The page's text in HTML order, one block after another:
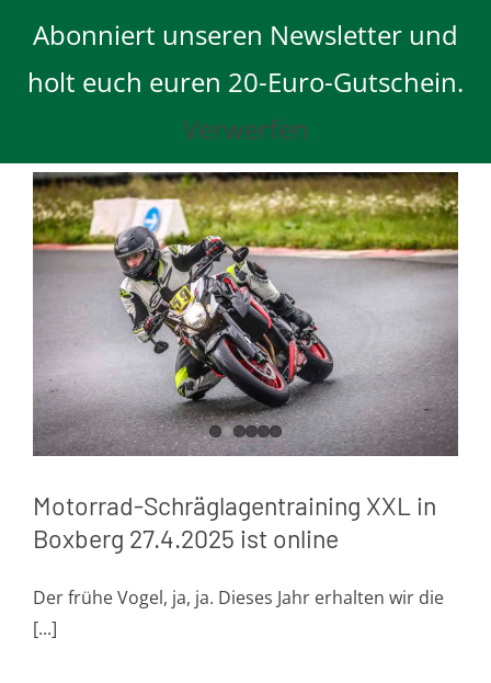
Abonniert unseren Newsletter und
holt euch euren 20-Euro-Gutschein.
Verwerfen
content
Motorrad-Schräglagentraining XXL in
Boxberg 27.4.2025 ist online
Der frühe Vogel, ja, ja. Dieses Jahr erhalten wir die
[...]